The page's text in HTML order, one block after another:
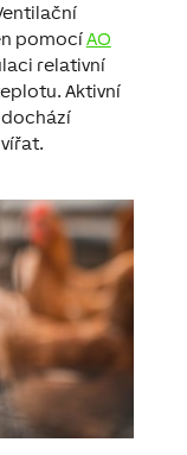
pomocíAO
relativní
Aktivní
dochází